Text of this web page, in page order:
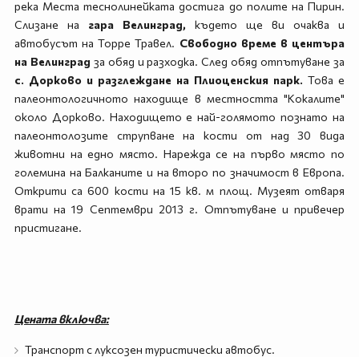
река Места теснолинейката достига до полите на Пирин.
Слизане на гара Велинград, където ще ви очаква и
автобусът на Торре Травел. Свободно време в центъра
на Велинград за обяд и разходка. След обяд отпътуване за
с. Дорково и разглеждане на Плиоценския парк. Това е
палеонтологичното находище в местността "Кокалите"
около Дорково. Находището е най-голямото познато на
палеонтолозите струпване на кости от над 30 вида
животни на едно място. Нарежда се на първо място по
големина на Балканите и на второ по значимост в Европа.
Открити са 600 кости на 15 кв. м площ. Музеят отваря
врати на 19 Септември 2013 г. Отпътуване и привечер
пристигане.
Цената включва:
Транспорт с луксозен туристически автобус.